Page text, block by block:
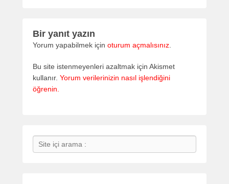
Bir yanıt yazın
Yorum yapabilmek için oturum açmalısınız
Bu site istenmeyenleri azaltmak için Akismet
kullanır. Yorum verilerinizin nasıl işlendiğini
öğrenin.
Search